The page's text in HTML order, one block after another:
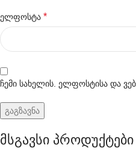
ელფოსტა *
ჩემი სახელის. ელფოსტისა და
მსგავსი პროდუქტები